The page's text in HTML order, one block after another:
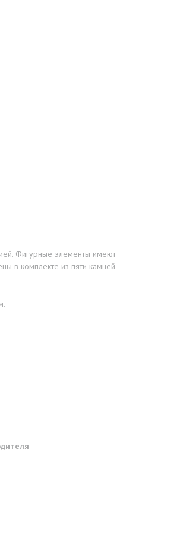
Фигурные элементы имеют
в комплекте из пяти камней